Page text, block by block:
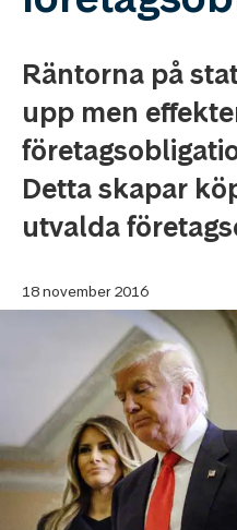
Räntorna på
upp men
Detta skapar
utvalda
18 november 2016